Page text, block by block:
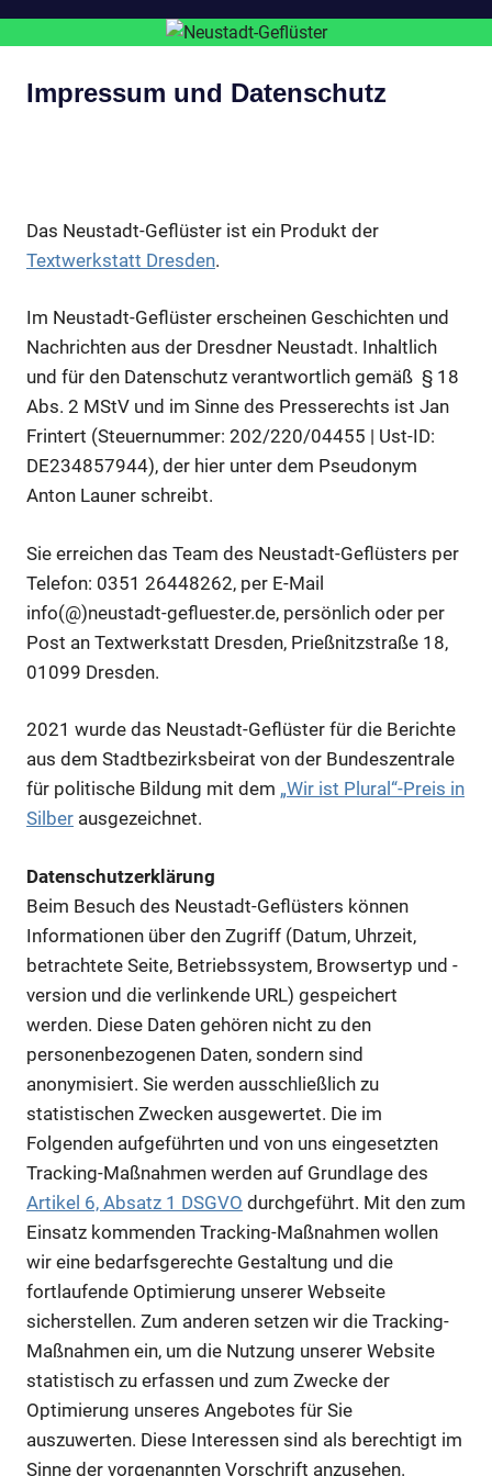
Impressum und Datenschutz
Das Neustadt-Geflüster ist ein Produkt der
Textwerkstatt Dresden.
Im Neustadt-Geflüster erscheinen Geschichten und
Nachrichten aus der Dresdner Neustadt. Inhaltlich
und für den Datenschutz verantwortlich gemäß § 18
Abs. 2 MStV und im Sinne des Presserechts ist Jan
Frintert (Steuernummer: 202/220/04455 | Ust-ID:
DE234857944), der hier unter dem Pseudonym
Anton Launer schreibt.
Sie erreichen das Team des Neustadt-Geflüsters per
Telefon: 0351 26448262, per E-Mail
info(@)neustadt-gefluester.de, persönlich oder per
Post an Textwerkstatt Dresden, Prießnitzstraße 18,
01099 Dresden.
2021 wurde das Neustadt-Geflüster für die Berichte
aus dem Stadtbezirksbeirat von der Bundeszentrale
für politische Bildung mit dem „Wir ist Plural“-Preis in
Silber ausgezeichnet.
Datenschutzerklärung
Beim Besuch des Neustadt-Geflüsters können
Informationen über den Zugriff (Datum, Uhrzeit,
betrachtete Seite, Betriebssystem, Browsertyp und -
version und die verlinkende URL) gespeichert
werden. Diese Daten gehören nicht zu den
personenbezogenen Daten, sondern sind
anonymisiert. Sie werden ausschließlich zu
statistischen Zwecken ausgewertet. Die im
Folgenden aufgeführten und von uns eingesetzten
Tracking-Maßnahmen werden auf Grundlage des
Artikel 6, Absatz 1 DSGVO durchgeführt. Mit den zum
Einsatz kommenden Tracking-Maßnahmen wollen
wir eine bedarfsgerechte Gestaltung und die
fortlaufende Optimierung unserer Webseite
sicherstellen. Zum anderen setzen wir die Tracking-
Maßnahmen ein, um die Nutzung unserer Website
statistisch zu erfassen und zum Zwecke der
Optimierung unseres Angebotes für Sie
auszuwerten. Diese Interessen sind als berechtigt im
Sinne der vorgenannten Vorschrift anzusehen.